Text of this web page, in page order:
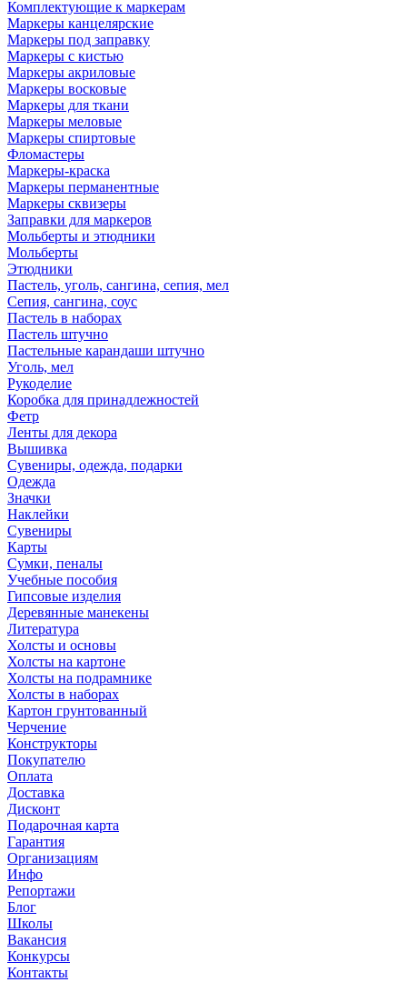
Комплектующие к маркерам
Маркеры канцелярские
Маркеры под заправку
Маркеры с кистью
Маркеры акриловые
Маркеры восковые
Маркеры для ткани
Маркеры меловые
Маркеры спиртовые
Фломастеры
Маркеры-краска
Маркеры перманентные
Маркеры сквизеры
Заправки для маркеров
Мольберты и этюдники
Мольберты
Этюдники
Пастель, уголь, сангина, сепия, мел
Сепия, сангина, соус
Пастель в наборах
Пастель штучно
Пастельные карандаши штучно
Уголь, мел
Рукоделие
Коробка для принадлежностей
Фетр
Ленты для декора
Вышивка
Сувениры, одежда, подарки
Одежда
Значки
Наклейки
Сувениры
Карты
Сумки, пеналы
Учебные пособия
Гипсовые изделия
Деревянные манекены
Литература
Холсты и основы
Холсты на картоне
Холсты на подрамнике
Холсты в наборах
Картон грунтованный
Черчение
Конструкторы
Покупателю
Оплата
Доставка
Дисконт
Подарочная карта
Гарантия
Организациям
Инфо
Репортажи
Блог
Школы
Вакансия
Конкурсы
Контакты